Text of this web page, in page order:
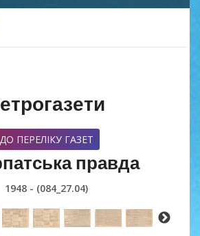
ДО ПЕРЕЛІКУ ГАЗЕТ
правда
1948 - (084_27.04)